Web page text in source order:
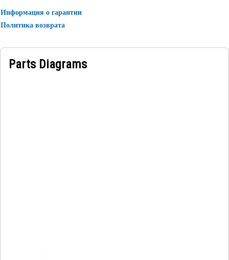
Информация о гарантии
Политика возврата
Parts Diagrams